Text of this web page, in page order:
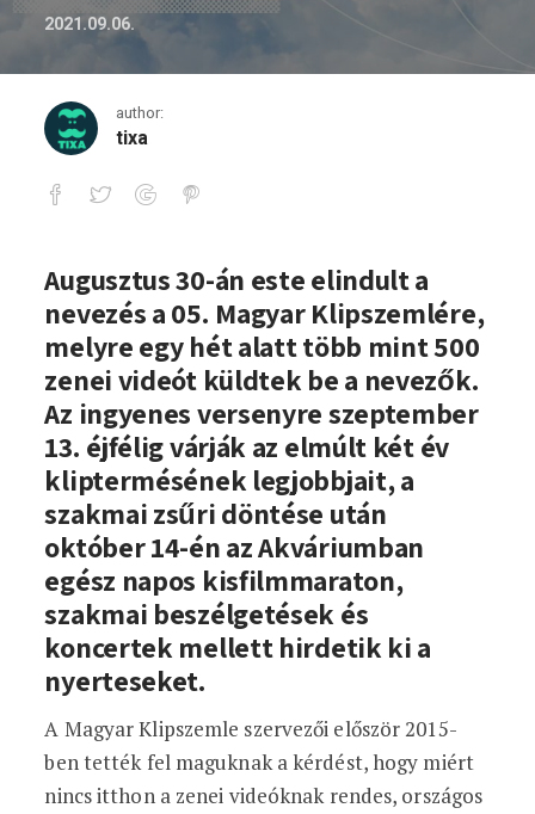
2021.09.06.
author:
tixa
Az elmúlt két év legjobb klipjeit várják
Augusztus 30-án este elindult a
nevezés a 05. Magyar Klipszemlére,
melyre egy hét alatt több mint 500
zenei videót küldtek be a nevezők.
Az ingyenes versenyre szeptember
13. éjfélig várják az elmúlt két év
kliptermésének legjobbjait, a
szakmai zsűri döntése után
október 14-én az Akváriumban
egész napos kisfilmmaraton,
szakmai beszélgetések és
koncertek mellett hirdetik ki a
nyerteseket.
A Magyar Klipszemle szervezői először 2015-
ben tették fel maguknak a kérdést, hogy miért
nincs itthon a zenei videóknak rendes, országos